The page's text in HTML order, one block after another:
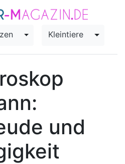
Toggle Dropdown
Kleintiere Toggle
und